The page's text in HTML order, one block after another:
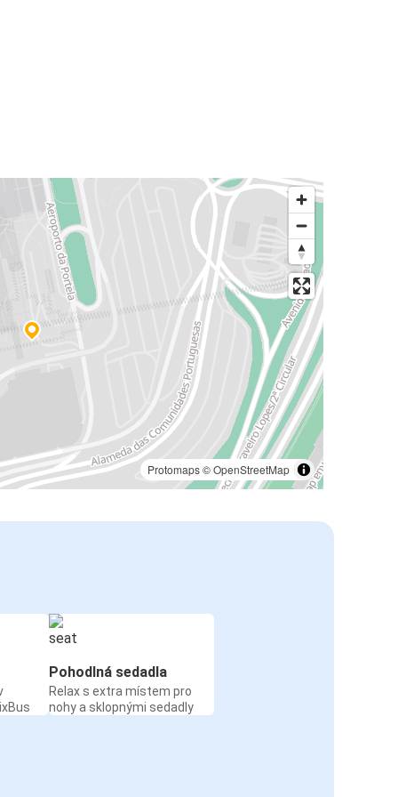
Lisabon (Letiště)
Peniche
Lisabon (Letiště)
Nazare
Protomaps©OpenStreetMap
Pohodlná sedadla
Relax s extra místem pro
nohy a sklopnými sedadly